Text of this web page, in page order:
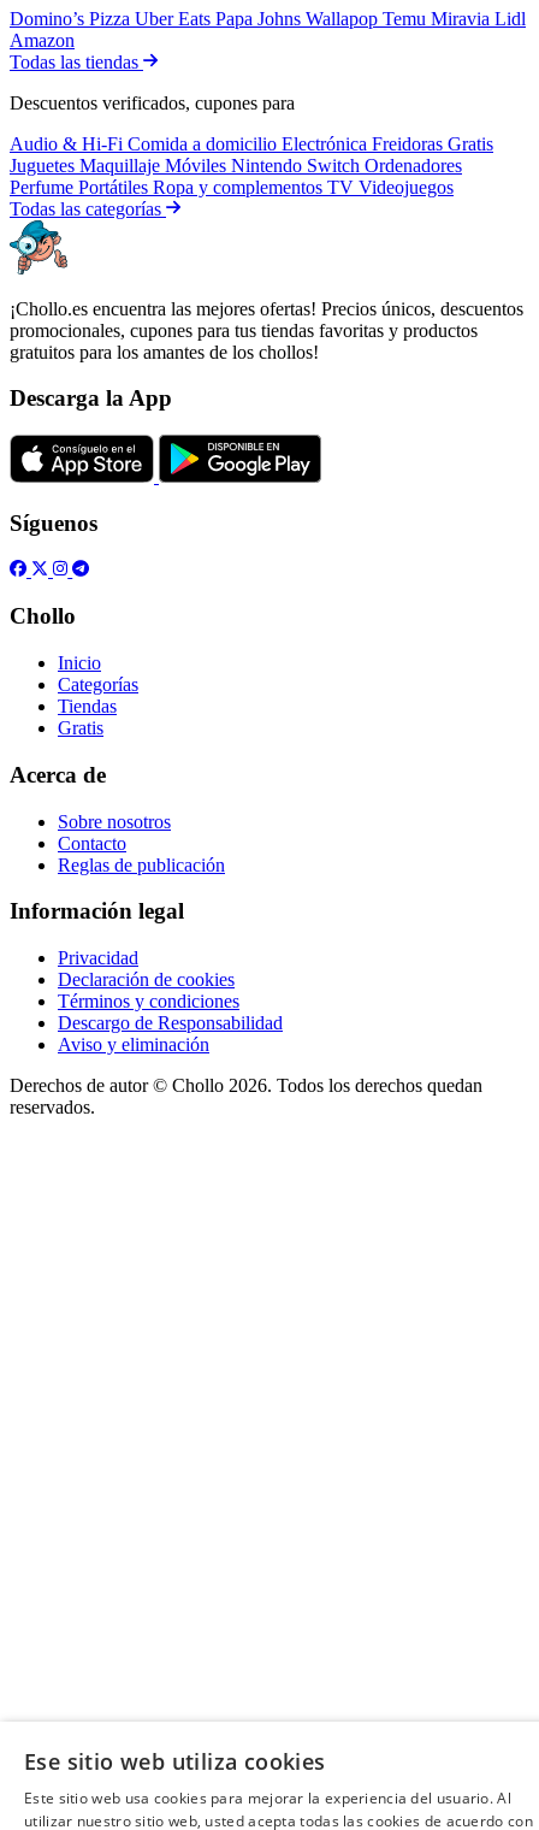
Domino’s Pizza Uber Eats Papa Johns Wallapop Temu Miravia Lidl
Amazon
Todas las tiendas
Descuentos verificados, cupones para
Audio & Hi-Fi Comida a domicilio Electrónica Freidoras Gratis
Juguetes Maquillaje Móviles Nintendo Switch Ordenadores
Perfume Portátiles Ropa y complementos TV Videojuegos
Todas las categorías
¡Chollo.es encuentra las mejores ofertas! Precios únicos, descuentos
promocionales, cupones para tus tiendas favoritas y productos
gratuitos para los amantes de los chollos!
Descarga la App
Síguenos
Chollo
Inicio
Categorías
Tiendas
Gratis
Acerca de
Sobre nosotros
Contacto
Reglas de publicación
Información legal
Privacidad
Declaración de cookies
Términos y condiciones
Descargo de Responsabilidad
Aviso y eliminación
Derechos de autor © Chollo 2026. Todos los derechos quedan
reservados.
Ese sitio web utiliza cookies
Este sitio web usa cookies para mejorar la experiencia del usuario. Al
utilizar nuestro sitio web, usted acepta todas las cookies de acuerdo con